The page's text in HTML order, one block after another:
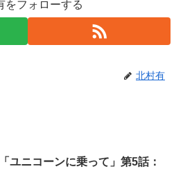
をフォローする
北村有
「ユニコーンに乗って」第5話：